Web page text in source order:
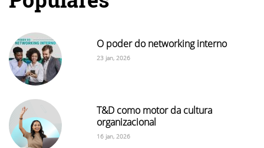
O poder do networking interno
23 jan, 2026
T&D como motor da cultura
organizacional
16 jan, 2026